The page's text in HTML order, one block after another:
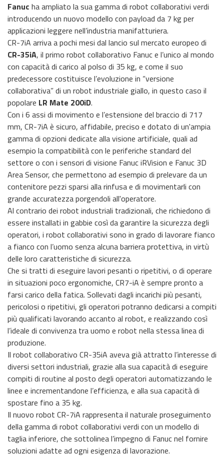
Fanuc ha ampliato la sua gamma di robot collaborativi verdi
introducendo un nuovo modello con payload da 7 kg per
applicazioni leggere nell’industria manifatturiera.
CR-7iA arriva a pochi mesi dal lancio sul mercato europeo di
CR-35iA, il primo robot collaborativo Fanuc e l’unico al mondo
con capacità di carico al polso di 35 kg, e come il suo
predecessore costituisce l’evoluzione in “versione
collaborativa” di un robot industriale giallo, in questo caso il
popolare LR Mate 200iD.
Con i 6 assi di movimento e l’estensione del braccio di 717
mm, CR-7iA è sicuro, affidabile, preciso e dotato di un'ampia
gamma di opzioni dedicate alla visione artificiale, quali ad
esempio la compatibilità con le periferiche standard del
settore o con i sensori di visione Fanuc iRVision e Fanuc 3D
Area Sensor, che permettono ad esempio di prelevare da un
contenitore pezzi sparsi alla rinfusa e di movimentarli con
grande accuratezza porgendoli all'operatore.
Al contrario dei robot industriali tradizionali, che richiedono di
essere installati in gabbie così da garantire la sicurezza degli
operatori, i robot collaborativi sono in grado di lavorare fianco
a fianco con l’uomo senza alcuna barriera protettiva, in virtù
delle loro caratteristiche di sicurezza.
Che si tratti di eseguire lavori pesanti o ripetitivi, o di operare
in situazioni poco ergonomiche, CR7-iA è sempre pronto a
farsi carico della fatica. Sollevati dagli incarichi più pesanti,
pericolosi o ripetitivi, gli operatori potranno dedicarsi a compiti
più qualificati lavorando accanto al robot, e realizzando così
l’ideale di convivenza tra uomo e robot nella stessa linea di
produzione.
Il robot collaborativo CR-35iA aveva già attratto l’interesse di
diversi settori industriali, grazie alla sua capacità di eseguire
compiti di routine al posto degli operatori automatizzando le
linee e incrementandone l’efficienza, e alla sua capacità di
spostare fino a 35 kg.
Il nuovo robot CR-7iA rappresenta il naturale proseguimento
della gamma di robot collaborativi verdi con un modello di
taglia inferiore, che sottolinea l’impegno di Fanuc nel fornire
soluzioni adatte ad ogni esigenza di lavorazione.